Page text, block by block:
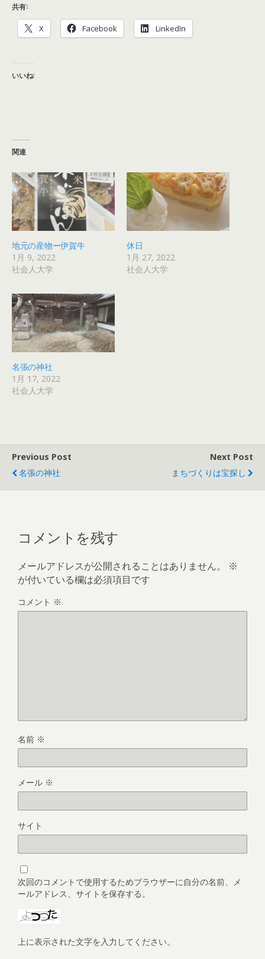
共有:
X Facebook LinkedIn
いいね:
関連
地元の産物ー伊賀牛
1月 9, 2022
社会人大学
休日
1月 27, 2022
社会人大学
名張の神社
1月 17, 2022
社会人大学
Previous Post
名張の神社
Next Post
まちづくりは宝探し
コメントを残す
メールアドレスが公開されることはありません。
※
が付いている欄は必須項目です
コメント ※
名前 ※
メール ※
サイト
次回のコメントで使用するためブラウザーに自分の名前、メ
ールアドレス、サイトを保存する。
上に表示された文字を入力してください。